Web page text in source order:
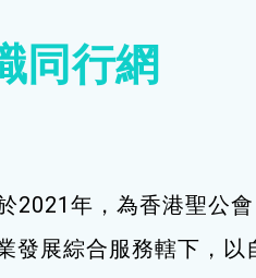
同行網
2021年，為香港聖公會
發展綜合服務轄下，以